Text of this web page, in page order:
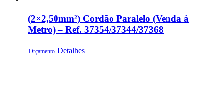
(2×2,50mm²) Cordão Paralelo (Venda à
Metro) – Ref. 37354/37344/37368
Orçamento Detalhes